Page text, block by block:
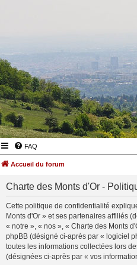
FAQ
Accueil du forum
Charte des Monts d'Or -
Cette politique de confidentialité
Monts d'Or » et ses partenaires affiliés
« notre », « nos », « Charte des Monts
phpBB (désigné ci-après par « logiciel
toutes les informations collectées lors
(désignées ci-après par « vos